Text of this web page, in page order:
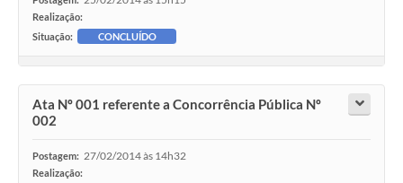
Realização:
Situação:
CONCLUÍDO
Ata Nº 001 referente a Concorrência Pública Nº
002
Postagem: 27/02/2014 às 14h32
Realização: